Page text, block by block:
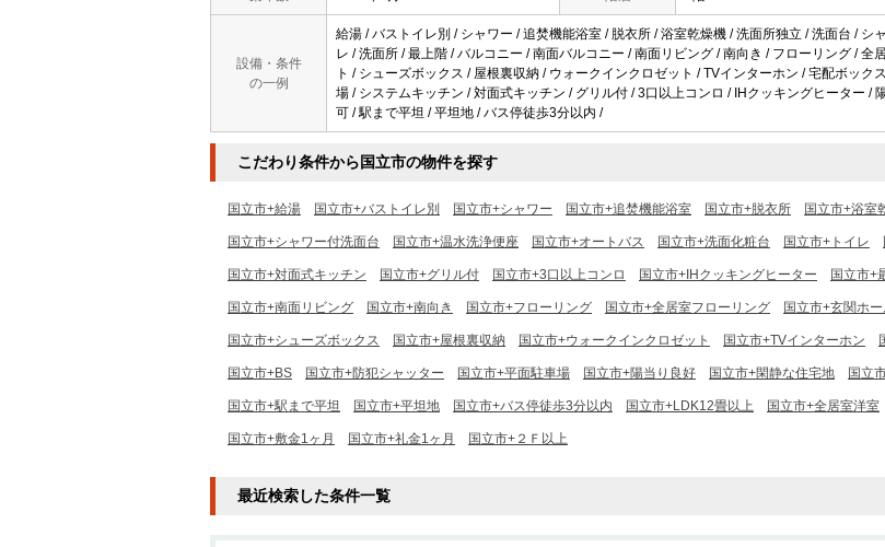
設備・条件
の一例
給湯 / バストイレ別 / シャワー / 追焚機能浴室 / 脱衣所 / 浴室乾燥機 / 洗面所独立 / 洗面台 / シ
レ / 洗面所 / 最上階 / バルコニー / 南面バルコニー / 南面リビング / 南向き / フローリング / 全
ト / シューズボックス / 屋根裏収納 / ウォークインクロゼット / TVインターホン / 宅配ボッ
場 / システムキッチン / 対面式キッチン / グリル付 / 3口以上コンロ / IHクッキングヒーター /
可 / 駅まで平坦 / 平坦地 / バス停徒歩3分以内 /
こだわり条件から国立市の物件を探す
国立市+給湯 国立市+バストイレ別 国立市+シャワー 国立市+追焚機能浴室 国立市+脱衣所 国立市+浴室
国立市+シャワー付洗面台 国立市+温水洗浄便座 国立市+オートバス 国立市+洗面化粧台 国立市+トイレ
国立市+対面式キッチン 国立市+グリル付 国立市+3口以上コンロ 国立市+IHクッキングヒーター 国立市+
国立市+南面リビング 国立市+南向き 国立市+フローリング 国立市+全居室フローリング 国立市+玄関ホ
国立市+シューズボックス 国立市+屋根裏収納 国立市+ウォークインクロゼット 国立市+TVインターホン
国立市+BS 国立市+防犯シャッター 国立市+平面駐車場 国立市+陽当り良好 国立市+閑静な住宅地 国立
国立市+駅まで平坦 国立市+平坦地 国立市+バス停徒歩3分以内 国立市+LDK12畳以上 国立市+全居室洋室
国立市+敷金1ヶ月 国立市+礼金1ヶ月 国立市+２Ｆ以上
最近検索した条件一覧